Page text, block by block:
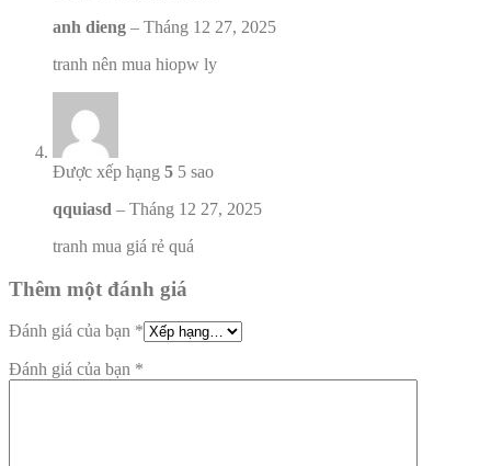
anh dieng – Tháng 12 27, 2025
tranh nên mua hiopw ly
Được xếp hạng 5 5 sao
qquiasd – Tháng 12 27, 2025
tranh mua giá rẻ quá
Thêm một đánh giá
Đánh giá của bạn *
Đánh giá của bạn *